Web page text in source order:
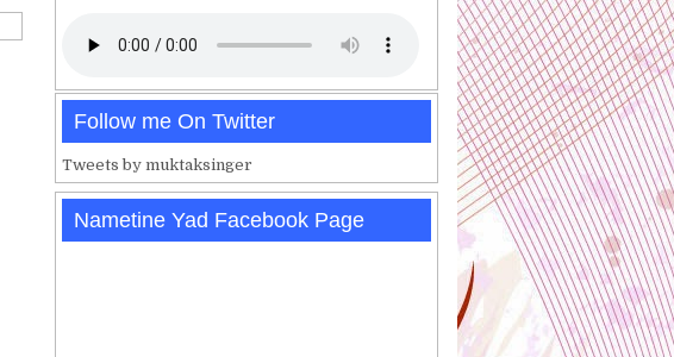
Follow me On Twitter
Tweets by muktaksinger
Nametine Yad Facebook Page